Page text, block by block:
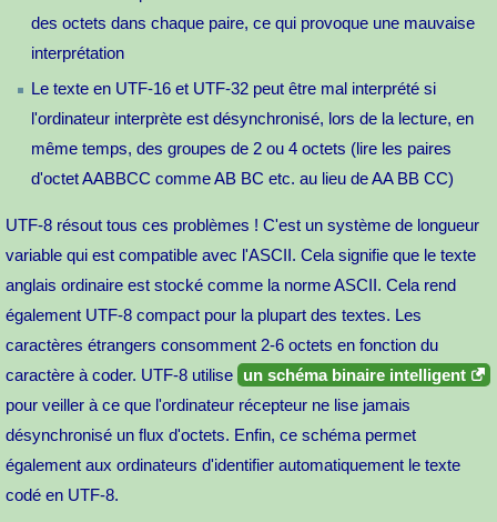
des octets dans chaque paire, ce qui provoque une mauvaise
interprétation
Le texte en UTF-16 et UTF-32 peut être mal interprété si
l'ordinateur interprète est désynchronisé, lors de la lecture, en
même temps, des groupes de 2 ou 4 octets (lire les paires
d'octet AABBCC comme AB BC etc. au lieu de AA BB CC)
UTF-8 résout tous ces problèmes ! C'est un système de longueur
variable qui est compatible avec l'ASCII. Cela signifie que le texte
anglais ordinaire est stocké comme la norme ASCII. Cela rend
également UTF-8 compact pour la plupart des textes. Les
caractères étrangers consomment 2-6 octets en fonction du
caractère à coder. UTF-8 utilise un schéma binaire intelligent
pour veiller à ce que l'ordinateur récepteur ne lise jamais
désynchronisé un flux d'octets. Enfin, ce schéma permet
également aux ordinateurs d'identifier automatiquement le texte
codé en UTF-8.